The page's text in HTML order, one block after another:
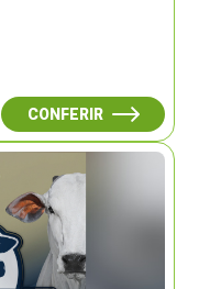
CONFERIR